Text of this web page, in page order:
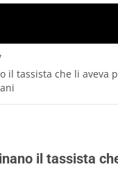
il tassista che li aveva
il tassista